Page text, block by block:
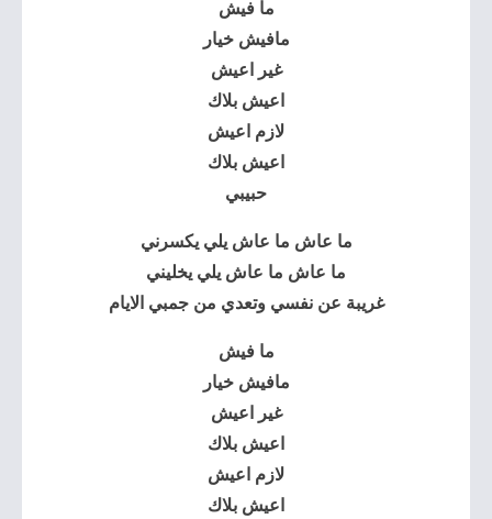
ما فيش
مافيش خيار
غير اعيش
اعيش بلاك
لازم اعيش
اعيش بلاك
حبيبي
ما عاش ما عاش يلي يكسرني
ما عاش ما عاش يلي يخليني
غريبة عن نفسي وتعدي من جمبي الايام
ما فيش
مافيش خيار
غير اعيش
اعيش بلاك
لازم اعيش
اعيش بلاك